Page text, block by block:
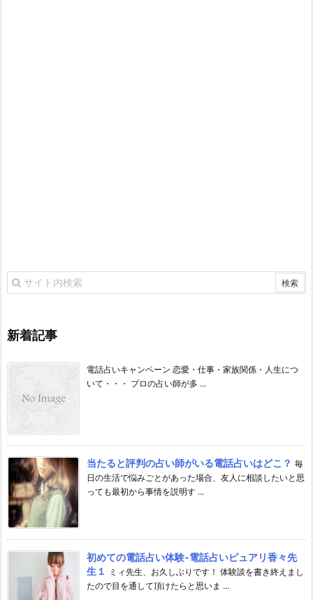
新着記事
電話占いキャンペーン 恋愛・仕事・家族関係・人生につ
いて・・・ プロの占い師が多 ...
当たると評判の占い師がいる電話占いはどこ？ 毎
日の生活で悩みごとがあった場合、友人に相談したいと思
っても最初から事情を説明す ...
初めての電話占い体験-電話占いピュアリ香々先
生１
ミィ先生、お久しぶりです！ 体験談を書き終えまし
たので目を通して頂けたらと思いま ...